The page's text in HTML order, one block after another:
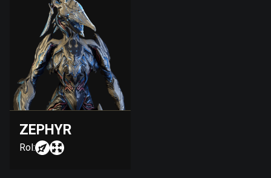
ZEPHYR
Rol: